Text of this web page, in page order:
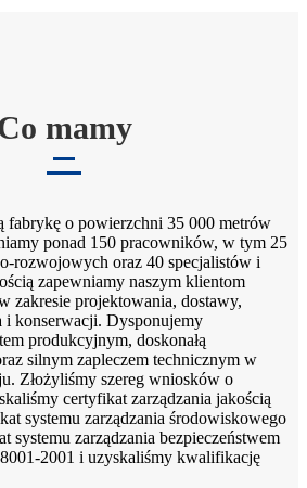
mamy
fabrykę o powierzchni 35 000 metrów
ponad 150 pracowników, w tym 25
rozwojowych oraz 40 specjalistów i
zapewniamy naszym klientom
zakresie projektowania, dostawy,
i konserwacji. Dysponujemy
produkcyjnym, doskonałą
silnym zapleczem technicznym w
Złożyliśmy szereg wniosków o
certyfikat zarządzania jakością
systemu zarządzania środowiskowego
systemu zarządzania bezpieczeństwem
2001 i uzyskaliśmy kwalifikację